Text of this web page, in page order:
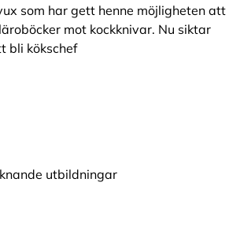
som har gett henne möjligheten att
mot kockknivar. Nu siktar
bli kökschef
utbildningar